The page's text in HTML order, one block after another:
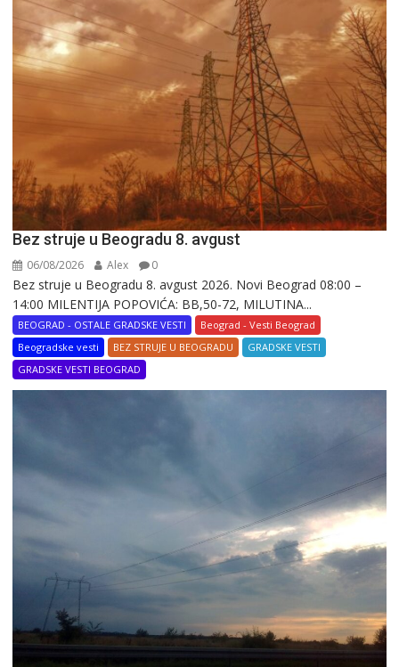
Bez struje u Beogradu 8. avgust
06/08/2026 Alex 0
Bez struje u Beogradu 8. avgust 2026. Novi Beograd 08:00 –
14:00 MILENTIJA POPOVIĆA: BB,50-72, MILUTINA...
BEOGRAD - OSTALE GRADSKE VESTI
Beograd - Vesti Beograd
Beogradske vesti
BEZ STRUJE U BEOGRADU
GRADSKE VESTI
GRADSKE VESTI BEOGRAD